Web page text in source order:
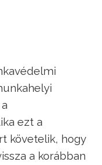
ezt a
követelik, hogy
a korábban